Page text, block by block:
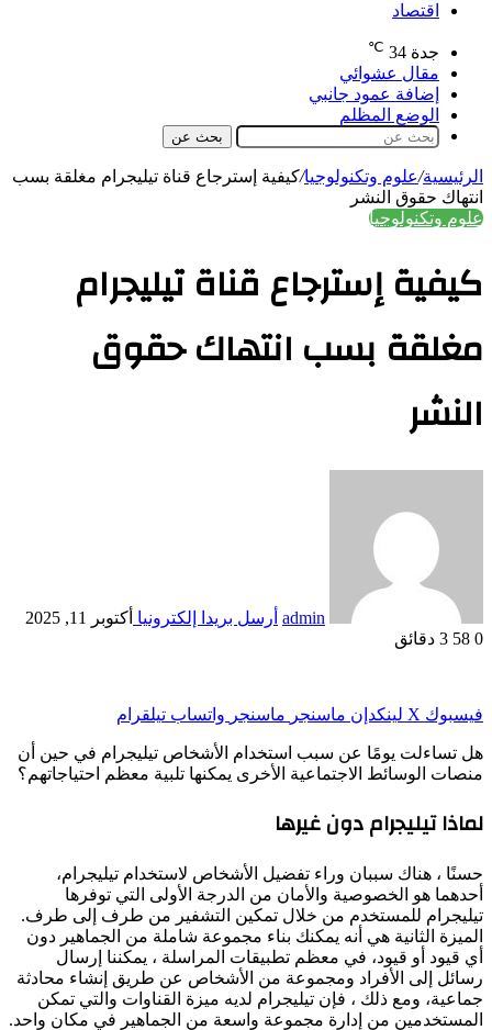
اقتصاد
جدة 34
℃
مقال عشوائي
إضافة عمود جانبي
الوضع المظلم
بحث عن
علوم وتكنولوجيا/كيفية إسترجاع قناة تيليجرام مغلقة بسب
حقوق النشر
إسترجاع قناة تيليجرام
بسب انتهاك حقوق
admin أرسل بريدا إلكترونيا أكتوبر 11, 2025
‫X لينكدإن ماسنجر ماسنجر واتساب تيلقرام
يومًا عن سبب استخدام الأشخاص تيليجرام في حين أن
الوسائط الاجتماعية الأخرى يمكنها تلبية معظم احتياجاتهم؟
تيليجرام دون غيرها
هناك سببان وراء تفضيل الأشخاص لاستخدام تيليجرام،
هو الخصوصية والأمان من الدرجة الأولى التي توفرها
للمستخدم من خلال تمكين التشفير من طرف إلى طرف.
الثانية هي أنه يمكنك بناء مجموعة شاملة من الجماهير دون
أو قيود، في معظم تطبيقات المراسلة ، يمكننا إرسال
إلى الأفراد ومجموعة من الأشخاص عن طريق إنشاء محادثة
ومع ذلك ، فإن تيليجرام لديه ميزة القناوات والتي تمكن
من إدارة مجموعة واسعة من الجماهير في مكان واحد.